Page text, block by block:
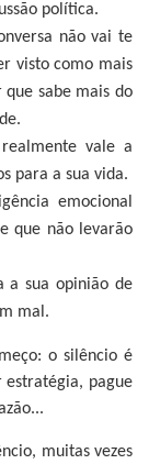
política.
não vai te
visto como mais
sabe mais do
vale a
para a sua vida.
emocional
que não levarão
a sua opinião de
mal.
o silêncio é
estratégia, pague
muitas vezes